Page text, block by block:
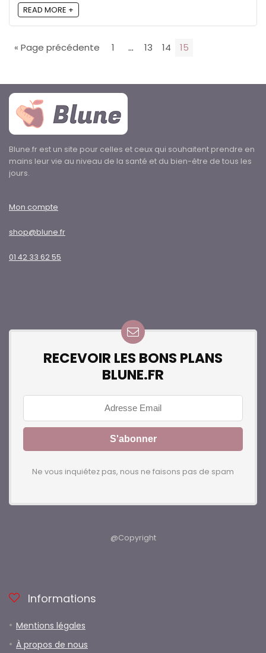
READ MORE +
« Page précédente 1 … 13 14 15
Blune.fr est un site pour celles et ceux qui souhaitent prendre en
mains leur vie au niveau de la santé et du bien-être de tous les
jours.
Mon compte
shop@blune.fr
01 42 33 62 55
RECEVOIR LES BONS PLANS
BLUNE.FR
Ne vous inquiétez pas, nous ne faisons pas de spam
@Copyright
Informations
Mentions légales
À propos de nous